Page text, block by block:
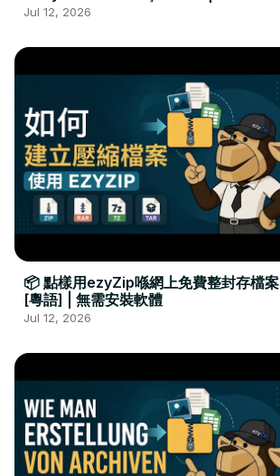
Kurulumu Gerekmez
Jul 12, 2026
📦 點樣用ezyZip喺網上免費整封存檔案
[粵語] | 無需安裝軟體
Jul 12, 2026